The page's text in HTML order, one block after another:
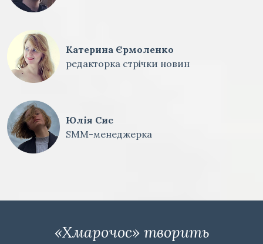
Катерина Єрмоленко
редакторка стрічки новин
Юлія Сис
SMM-менеджерка
«Хмарочос» творить